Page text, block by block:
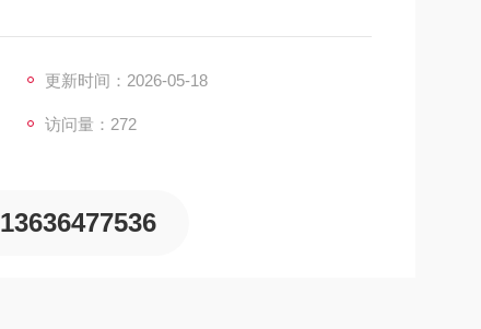
更新时间：2026-05-18
访问量：272
13636477536